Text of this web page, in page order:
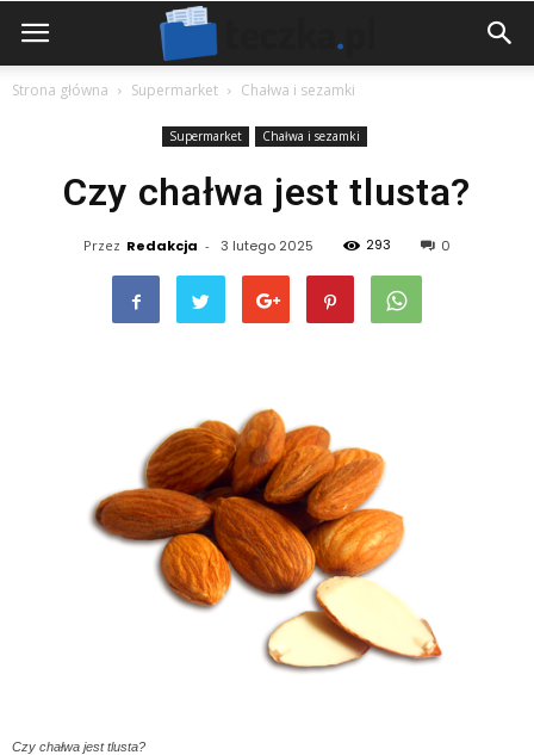
Strona główna Supermarket Chałwa i sezamki
Supermarket Chałwa i sezamki
Czy chałwa jest tlusta?
Przez Redakcja - 3 lutego 2025 293 0
Czy chałwa jest tlusta?